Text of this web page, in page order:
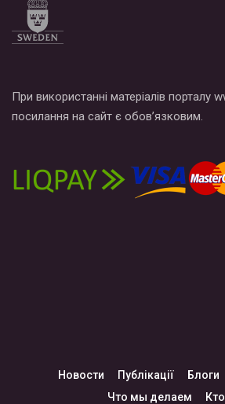
При використанні матеріалів порталу
посилання на сайт є обов’язковим.
Новости Публікації Блоги
Что мы делаем